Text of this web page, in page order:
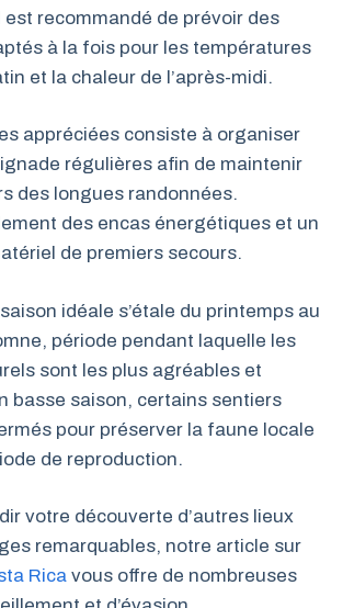
est recommandé de prévoir des
à la fois pour les températures
et la chaleur de l’après-midi.
appréciées consiste à organiser
régulières afin de maintenir
des longues randonnées.
des encas énergétiques et un
de premiers secours.
idéale s’étale du printemps au
période pendant laquelle les
sont les plus agréables et
basse saison, certains sentiers
pour préserver la faune locale
de reproduction.
votre découverte d’autres lieux
remarquables, notre article sur
Rica vous offre de nombreuses